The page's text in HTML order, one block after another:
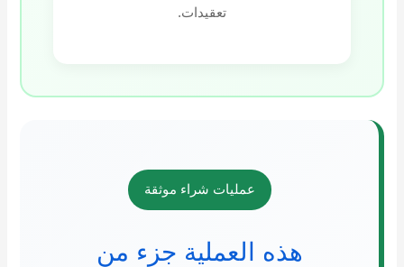
تعقيدات.
عمليات شراء موثقة
هذه العملية جزء من